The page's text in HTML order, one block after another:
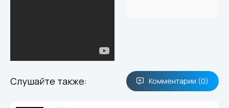
Слушайте также: Комментарии (0)